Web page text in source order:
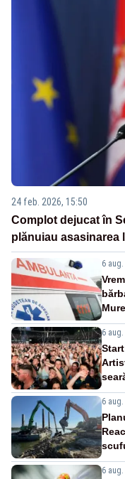
24 feb. 2026, 15:50
Complot dejucat în
plănuiau asasinarea
6 aug.
6 aug.
6
6 aug.